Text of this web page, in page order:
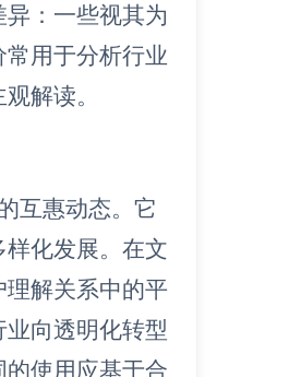
：一些视其为
用于分析行业
解读。
互惠动态。它
化发展。在文
解关系中的平
向透明化转型
使用应基于合